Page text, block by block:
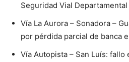
Seguridad Vial
Vía La Aurora – Sonadora –
por pérdida parcial de banca
Vía Autopista – San Luís: fallo